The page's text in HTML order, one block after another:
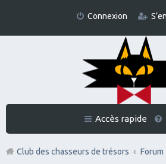
Connexion
Accès rapide
Club des chasseurs de trésors
Forum